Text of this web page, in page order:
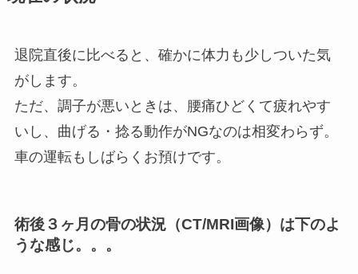
退院直後に比べると、確かに体力も少しついた気
がします。
ただ、調子が悪いときは、腰痛ひどくて疲れやす
いし、曲げる・捻る動作がNGなのは相変わらず。
車の運転もしばらくお預けです。
術後３ヶ月の骨の状況（CT/MRI画像）は下のよ
うな感じ。。。